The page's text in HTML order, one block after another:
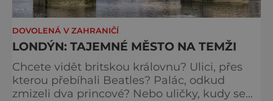
DOVOLENÁ V ZAHRANIČÍ
LONDÝN: TAJEMNÉ MĚSTO NA TEMŽI
Chcete vidět britskou královnu? Ulici, přes
kterou přebíhali Beatles? Palác, odkud
zmizeli dva princové? Nebo uličky, kudy se